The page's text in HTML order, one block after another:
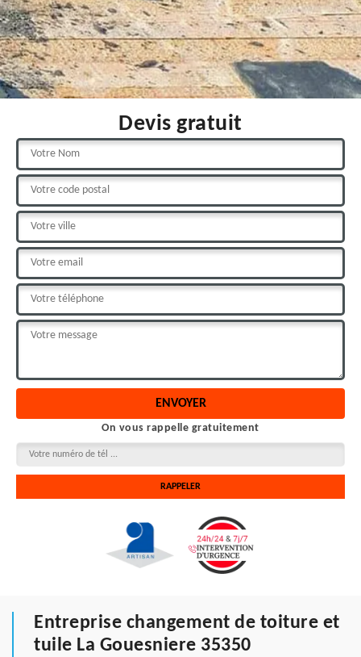
Devis gratuit
On vous rappelle gratuitement
Entreprise changement de toiture et
tuile La Gouesniere 35350